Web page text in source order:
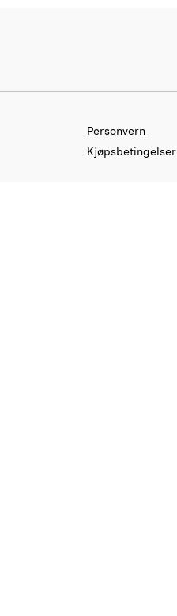
Personvern
Kjøpsbetingelser